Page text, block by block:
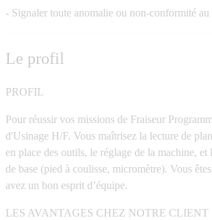
- Signaler toute anomalie ou non-conformité au
Le profil
PROFIL
Pour réussir vos missions de Fraiseur
d'Usinage H/F. Vous maîtrisez la lecture de
en place des outils, le réglage de la machine, et
de base (pied à coulisse, micromètre). Vous
avez un bon esprit d’équipe.
LES AVANTAGES CHEZ NOTRE CLIENT